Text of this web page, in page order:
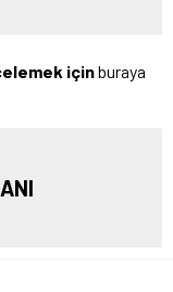
içinburaya